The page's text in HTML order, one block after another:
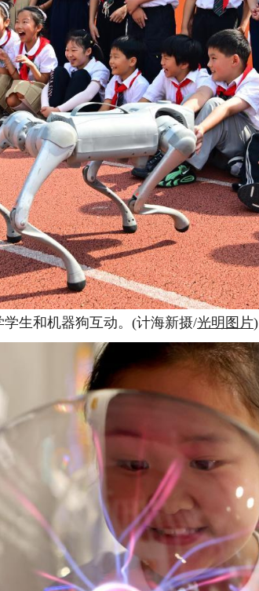
生和机器狗互动。(计海新摄/光明图片)